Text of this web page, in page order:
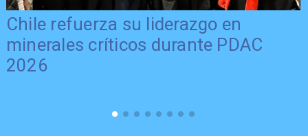
Chile refuerza su liderazgo en
minerales críticos durante PDAC
2026